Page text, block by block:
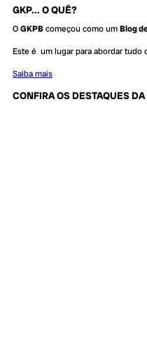
GKP... O QUÊ?
OGKPBcomeçou como umBlog
Este é um lugar para abordar tudo
Saiba mais
CONFIRA OS DESTAQUES